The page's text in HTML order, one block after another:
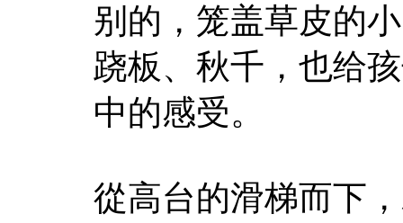
别的，笼盖草皮的
跷板、秋千，也给
中的感受。
從高台的滑梯而下